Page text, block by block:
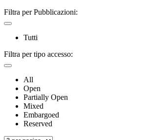
Filtra per Pubblicazioni:
Tutti
Filtra per tipo accesso:
All
Open
Partially Open
Mixed
Embargoed
Reserved